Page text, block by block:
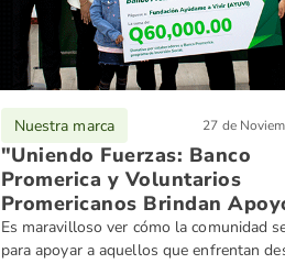
Nuestra marca 27 de
"Uniendo Fuerzas: Banco
Promerica y Voluntarios
Promericanos Brindan
Vital a Niños con Cáncer en
Guatemala"
Es maravilloso ver cómo la comunidad
para apoyar a aquellos que enfrentan